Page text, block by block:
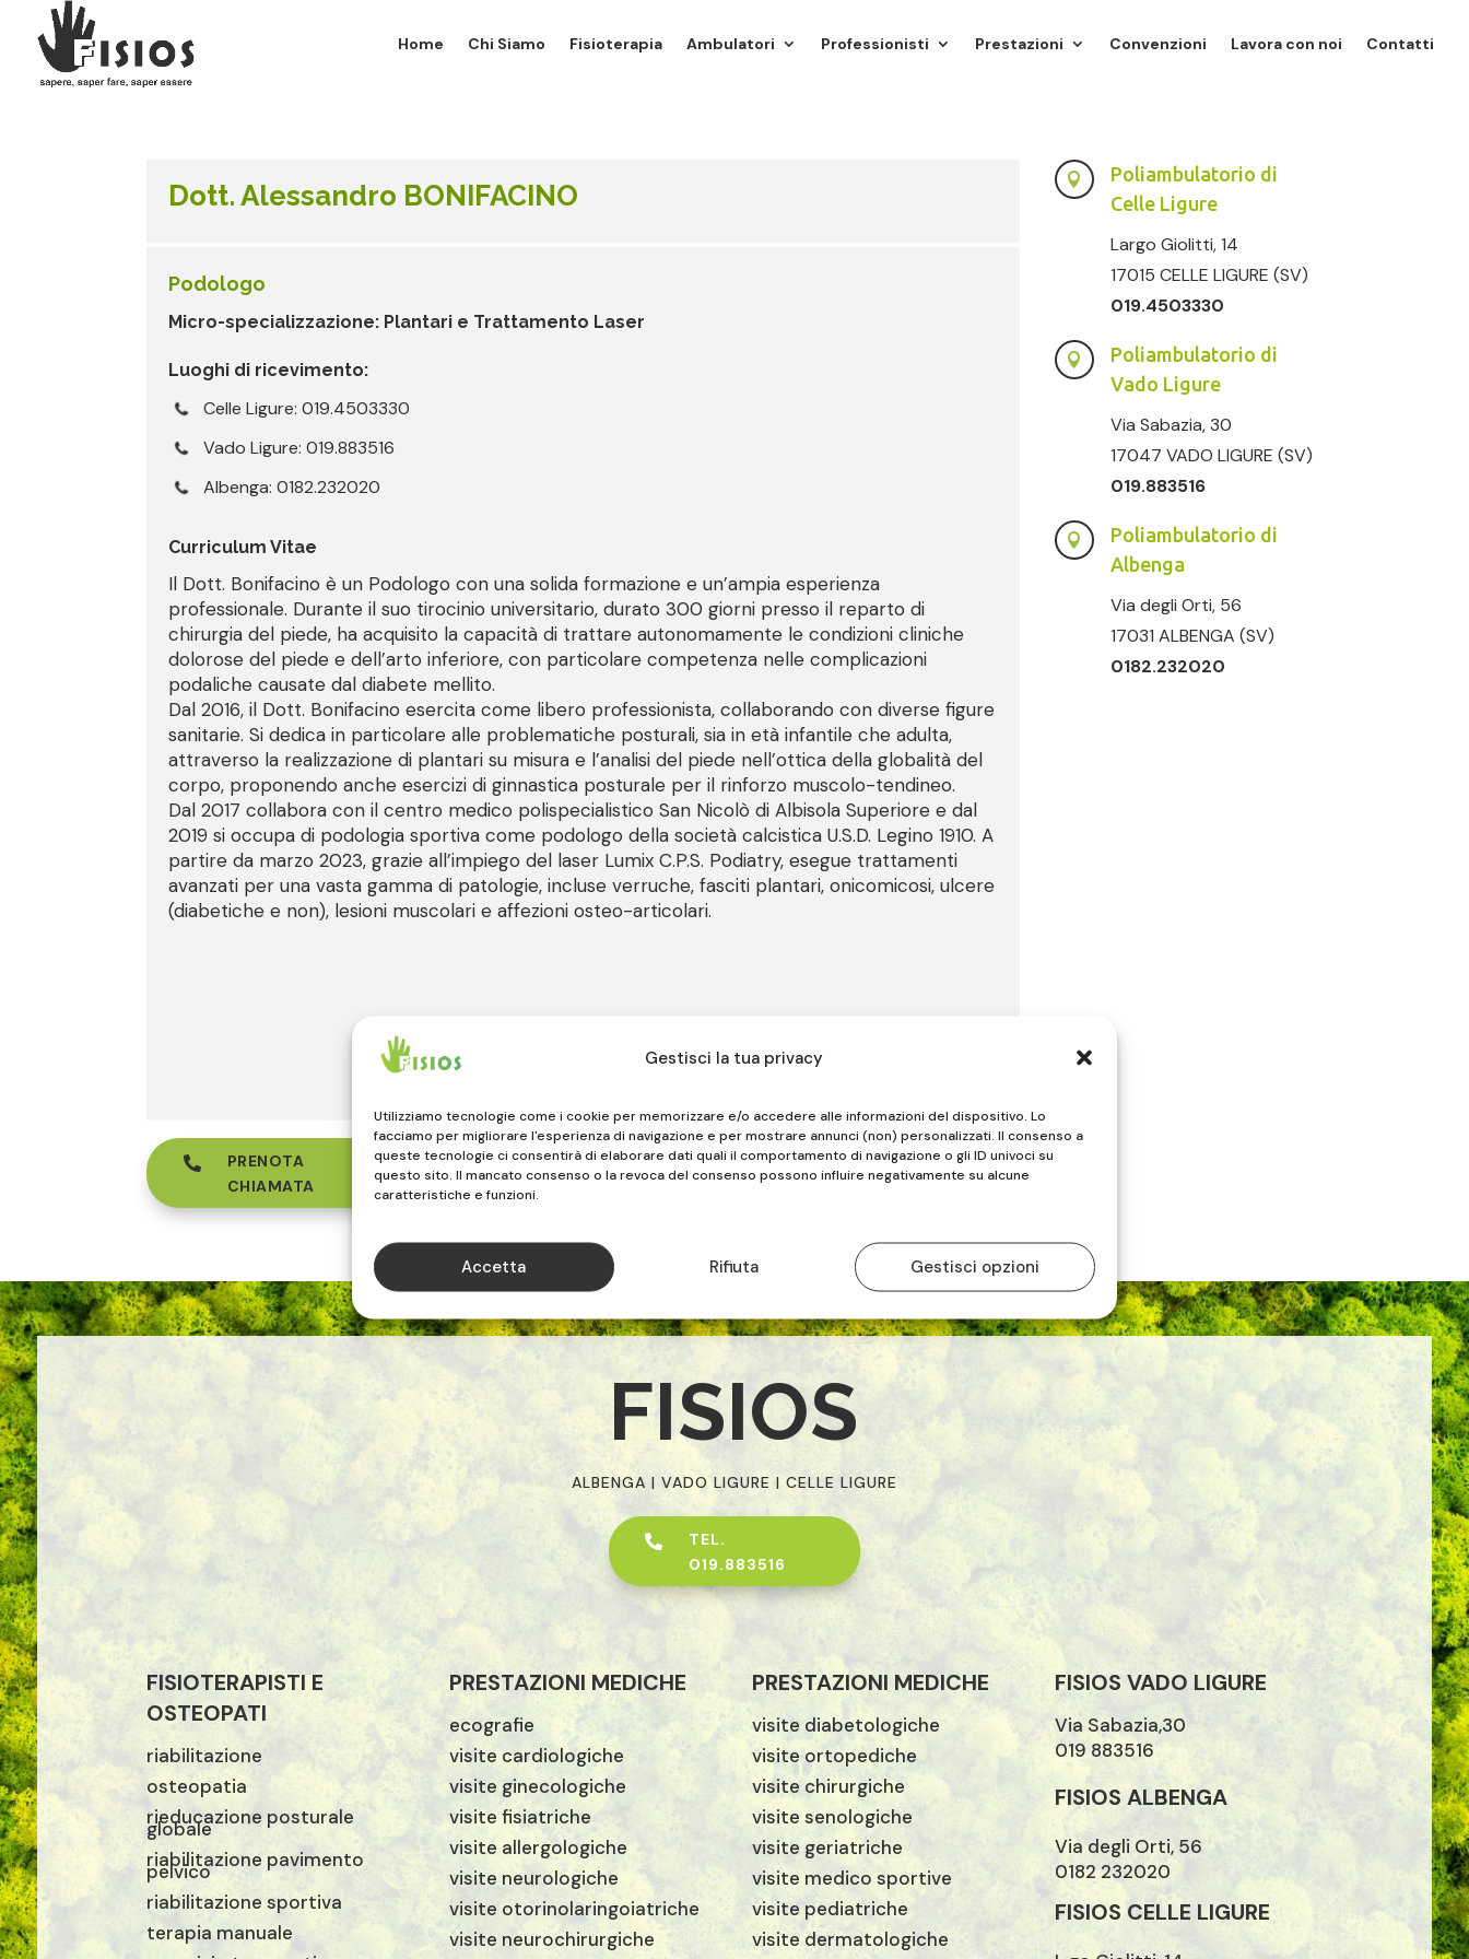
Gestisci la tua privacy
Utilizziamo tecnologie come i cookie per memorizzare e/o accedere alle informazioni del dispositivo. Lo
facciamo per migliorare l'esperienza di navigazione e per mostrare annunci (non) personalizzati. Il consenso a
queste tecnologie ci consentirà di elaborare dati quali il comportamento di navigazione o gli ID univoci su
questo sito. Il mancato consenso o la revoca del consenso possono influire negativamente su alcune
caratteristiche e funzioni.
Accetta Rifiuta Gestisci opzioni
Home Chi Siamo Fisioterapia Ambulatori Professionisti Prestazioni Convenzioni Lavora con noi Contatti
Dott. Alessandro BONIFACINO
Podologo
Micro-specializzazione: Plantari e Trattamento Laser
Luoghi di ricevimento:
Celle Ligure: 019.4503330
Vado Ligure: 019.883516
Albenga: 0182.232020
Curriculum Vitae
Il Dott. Bonifacino è un Podologo con una solida formazione e un’ampia esperienza
professionale. Durante il suo tirocinio universitario, durato 300 giorni presso il reparto di
chirurgia del piede, ha acquisito la capacità di trattare autonomamente le condizioni cliniche
dolorose del piede e dell’arto inferiore, con particolare competenza nelle complicazioni
podaliche causate dal diabete mellito.
Dal 2016, il Dott. Bonifacino esercita come libero professionista, collaborando con diverse figure
sanitarie. Si dedica in particolare alle problematiche posturali, sia in età infantile che adulta,
attraverso la realizzazione di plantari su misura e l’analisi del piede nell’ottica della globalità del
corpo, proponendo anche esercizi di ginnastica posturale per il rinforzo muscolo-tendineo.
Dal 2017 collabora con il centro medico polispecialistico San Nicolò di Albisola Superiore e dal
2019 si occupa di podologia sportiva come podologo della società calcistica U.S.D. Legino 1910. A
partire da marzo 2023, grazie all’impiego del laser Lumix C.P.S. Podiatry, esegue trattamenti
avanzati per una vasta gamma di patologie, incluse verruche, fasciti plantari, onicomicosi, ulcere
(diabetiche e non), lesioni muscolari e affezioni osteo-articolari.

PRENOTA
CHIAMATA

Poliambulatorio di
Celle Ligure
Largo Giolitti, 14
17015 CELLE LIGURE (SV)
019.4503330

Poliambulatorio di
Vado Ligure
Via Sabazia, 30
17047 VADO LIGURE (SV)
019.883516

Poliambulatorio di
Albenga
Via degli Orti, 56
17031 ALBENGA (SV)
0182.232020
FISIOS
ALBENGA | VADO LIGURE | CELLE LIGURE

TEL.
019.883516
FISIOTERAPISTI E
OSTEOPATI
riabilitazione
osteopatia
rieducazione posturale
globale
riabilitazione pavimento
pelvico
riabilitazione sportiva
terapia manuale
PRESTAZIONI MEDICHE
ecografie
visite cardiologiche
visite ginecologiche
visite fisiatriche
visite allergologiche
visite neurologiche
visite otorinolaringoiatriche
visite neurochirurgiche
PRESTAZIONI MEDICHE
visite diabetologiche
visite ortopediche
visite chirurgiche
visite senologiche
visite geriatriche
visite medico sportive
visite pediatriche
visite dermatologiche
FISIOS VADO LIGURE
Via Sabazia,30
019 883516
FISIOS ALBENGA
Via degli Orti, 56
0182 232020
FISIOS CELLE LIGURE